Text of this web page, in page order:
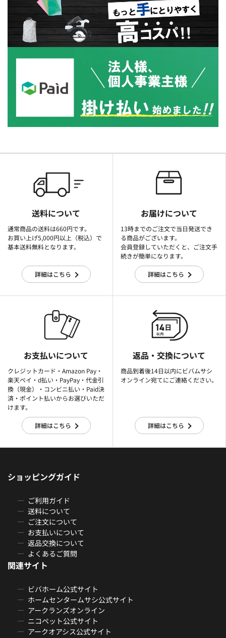
送料について
通常商品の送料は660円です。
お買い上げ5,000円以上（税込）で
基本送料無料となります。
詳細はこちら
お届けについて
13時までのご注文で当日発送でき
る商品がございます。
会員登録していただくと、ご注文手
続きが簡単になります。
詳細はこちら
お支払いについて
クレジットカード・Amazon Pay・
楽天ぺイ・d払い・PayPay・代金引
換（現金）・コンビニ払い・Paid決
済・ポイント払いからお選びいただ
けます。
詳細はこちら
返品・交換について
商品到着後14日以内にビバムサシ
オンライン宛てにご連絡ください。
詳細はこちら
ショッピングガイド
ご利用ガイド
送料について
ご注文について
お支払いについて
返品交換について
よくあるご質問
関連サイト
ビバホーム公式サイト
ホームセンタームサシ公式サイト
アークランズオンライン
ニコペット公式サイト
アークオアシス公式サイト